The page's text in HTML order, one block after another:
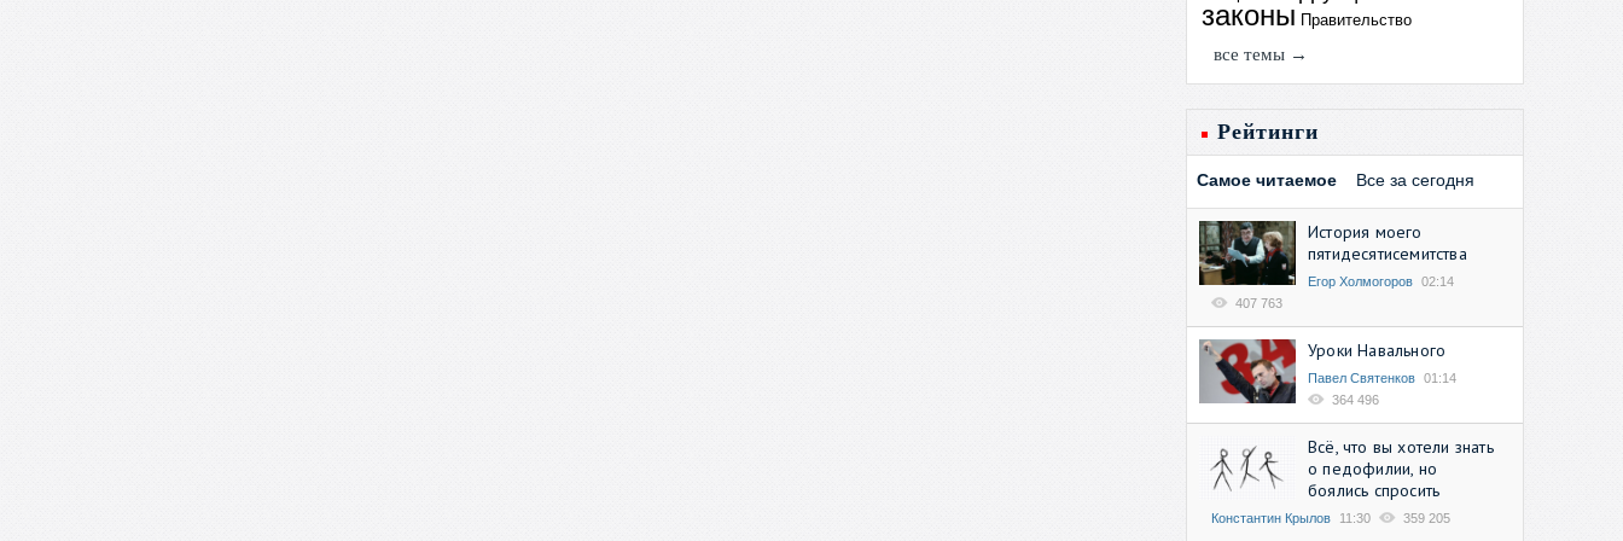
законы Правительство
все темы →
Рейтинги
Самое читаемое Все за сегодня
История моего
пятидесятисемитства
Егор Холмогоров 02:14
407 763
Уроки Навального
Павел Святенков 01:14
364 496
Всё, что вы хотели знать
о педофилии, но
боялись спросить
Константин Крылов 11:30 359 205